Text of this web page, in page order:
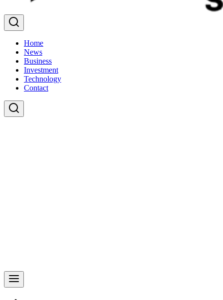
Home
News
Business
Investment
Technology
Contact